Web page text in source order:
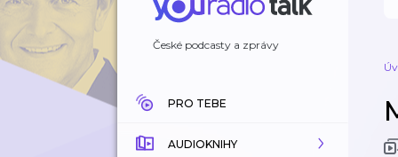
České podcasty a zprávy
PRO TEBE
AUDIOKNIHY